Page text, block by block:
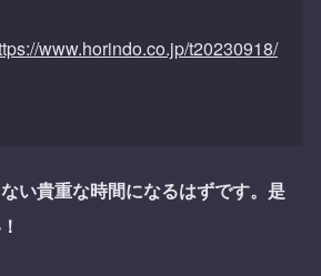
www.horindo.co.jp/t20230918/
い貴重な時間になるはずです。是